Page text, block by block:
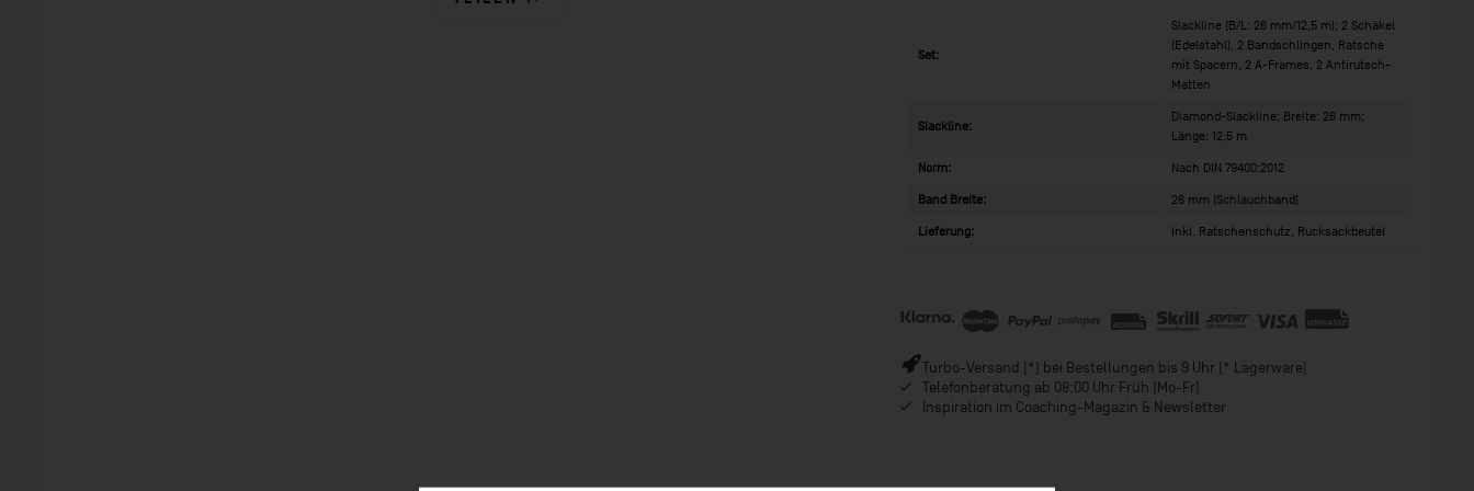
Set:
Slackline (B/L: 26 mm/12,5 m); 2 Schäkel
(Edelstahl), 2 Bandschlingen, Ratsche
mit Spacern, 2 A-Frames, 2 Antirutsch-
Matten
Slackline:
Diamond-Slackline; Breite: 26 mm;
Länge: 12,5 m
Norm: Nach DIN 79400:2012
Band Breite: 26 mm (Schlauchband)
Lieferung: Inkl. Ratschenschutz, Rucksackbeutel
Turbo-Versand (*) bei Bestellungen bis 9 Uhr (* Lagerware)
Telefonberatung ab 08:00 Uhr Früh (Mo-Fr)
Inspiration im Coaching-Magazin & Newsletter